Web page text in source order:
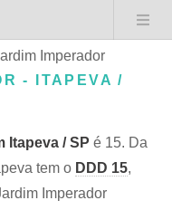
Imperador
- ITAPEVA /
Itapeva / SP é 15. Da
tem o DDD 15,
Imperador